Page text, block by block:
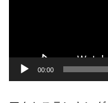
r
00:00